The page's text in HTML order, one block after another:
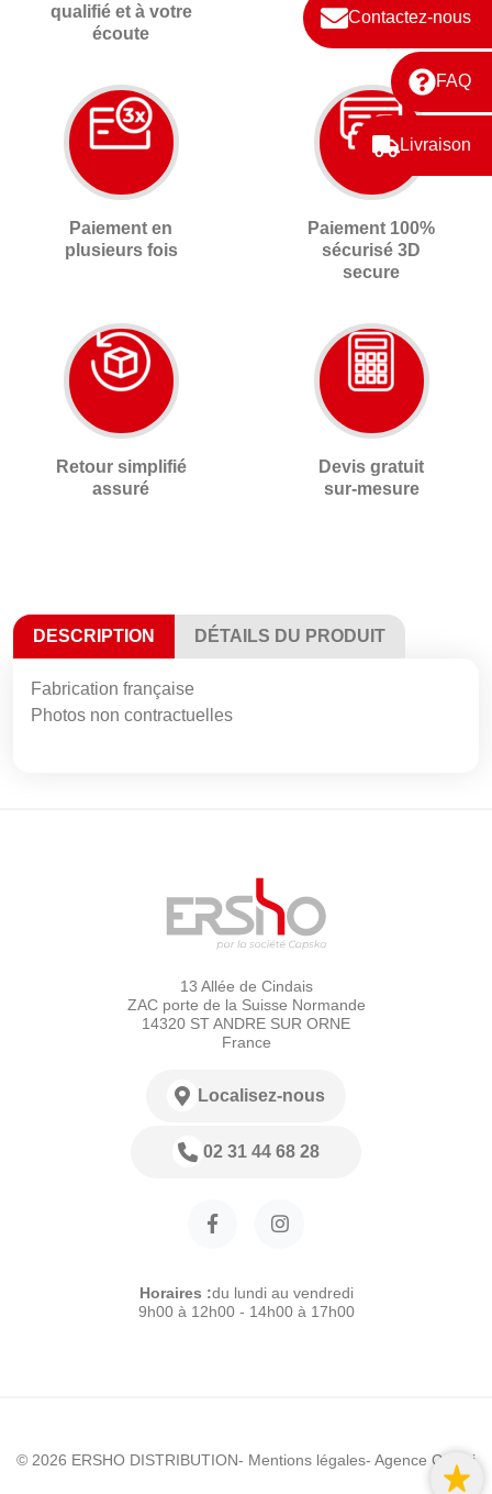
Contactez-nous
FAQ
Livraison
qualifié et à votre
écoute
neuves
Paiement en
plusieurs fois
Paiement 100%
sécurisé 3D
secure
Retour simplifié
assuré
Devis gratuit
sur-mesure
DESCRIPTION DÉTAILS DU PRODUIT
Fabrication française
Photos non contractuelles
13 Allée de Cindais
ZAC porte de la Suisse Normande
14320 ST ANDRE SUR ORNE
France
Localisez-nous
02 31 44 68 28
Horaires :du lundi au vendredi
9h00 à 12h00 - 14h00 à 17h00
© 2026 ERSHO DISTRIBUTION- Mentions légales- Agence Colibri